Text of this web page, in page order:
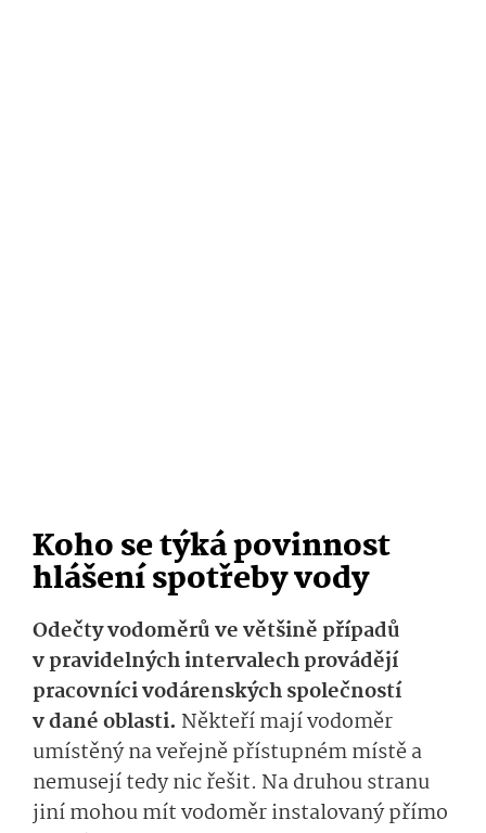
Koho se týká povinnost
hlášení spotřeby vody
Odečty vodoměrů ve většině případů
v pravidelných intervalech provádějí
pracovníci vodárenských společností
v dané oblasti. Někteří mají vodoměr
umístěný na veřejně přístupném místě a
nemusejí tedy nic řešit. Na druhou stranu
jiní mohou mít vodoměr instalovaný přímo